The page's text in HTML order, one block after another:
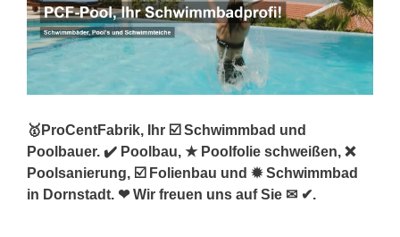
🥇ProCentFabrik, Ihr ☑️ Schwimmbad und
Poolbauer. ✔️ Poolbau, ★ Poolfolie schweißen, ❌
Poolsanierung, ☑️ Folienbau und ✹ Schwimmbad
in Dornstadt. ❤ Wir freuen uns auf Sie ✉ ✔.